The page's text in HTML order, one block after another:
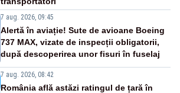
7 aug. 2026, 09:45
Alertă în aviație! Sute de avioane Boeing
737 MAX, vizate de inspecții obligatorii,
după descoperirea unor fisuri în fuselaj
7 aug. 2026, 08:42
România află astăzi ratingul de țară în